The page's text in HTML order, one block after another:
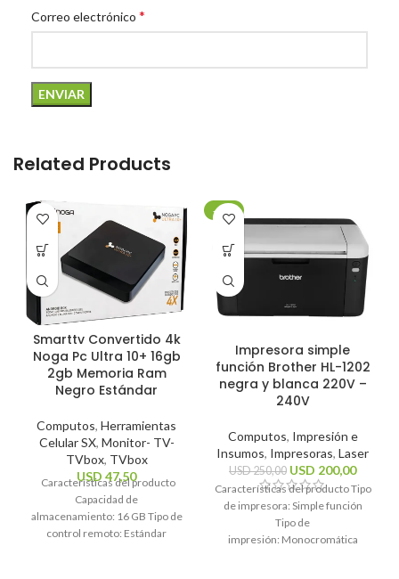
Correo electrónico *
Related Products
Smarttv Convertido 4k
Noga Pc Ultra 10+ 16gb
2gb Memoria Ram
Negro Estándar
Computos, Herramientas
Celular SX, Monitor- TV-
TVbox, TVbox
USD 47,50
Características del producto
Capacidad de
almacenamiento: 16 GB Tipo de
control remoto: Estándar
-20%
Impresora simple
función Brother HL-1202
negra y blanca 220V –
240V
Computos, Impresión e
Insumos, Impresoras, Laser
USD250,00 USD 200,00
Características del producto Tipo
de impresora: Simple función
Tipo de
impresión: Monocromática